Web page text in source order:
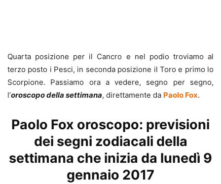
Quarta posizione per il Cancro e nel podio troviamo al
terzo posto i Pesci, in seconda posizione il Toro e primo lo
Scorpione. Passiamo ora a vedere, segno per segno,
l’oroscopo della settimana, direttamente da Paolo Fox.
Paolo Fox oroscopo: previsioni
dei segni zodiacali della
settimana che inizia da lunedì 9
gennaio 2017